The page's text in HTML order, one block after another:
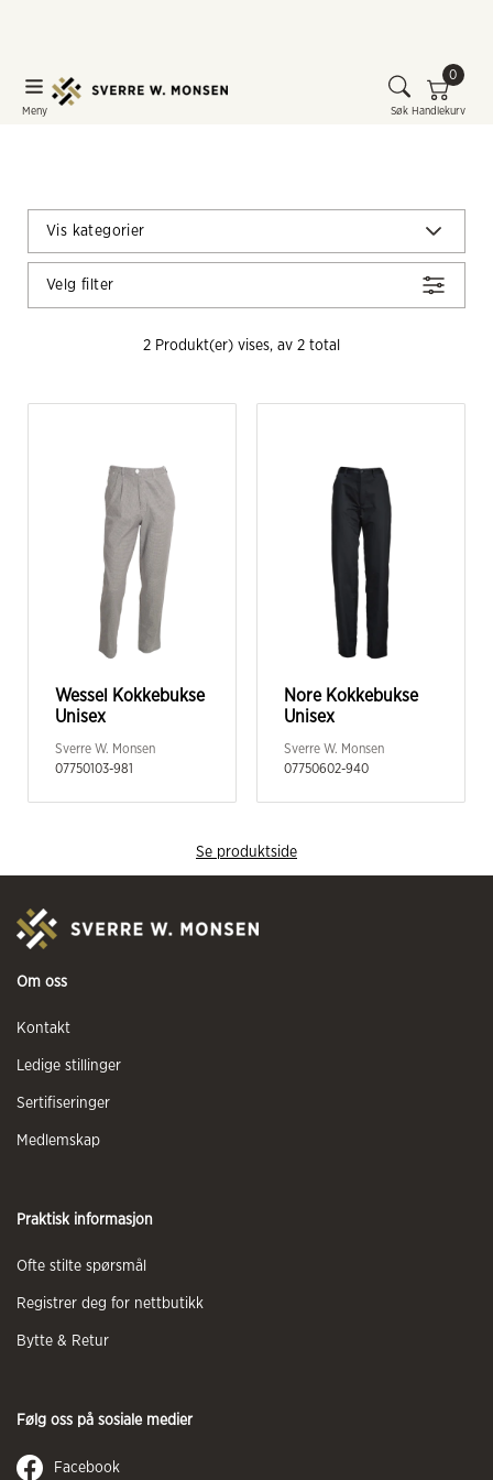
Søk
Meny
0
Handlekurv
Vis kategorier
Velg filter
2 Produkt(er) vises, av 2 total
Wessel Kokkebukse
Unisex
Sverre W. Monsen
07750103-981
Nore Kokkebukse
Unisex
Sverre W. Monsen
07750602-940
Se produktside
Om oss
Kontakt
Ledige stillinger
Sertifiseringer
Medlemskap
Praktisk informasjon
Ofte stilte spørsmål
Registrer deg for nettbutikk
Bytte & Retur
Følg oss på sosiale medier
Facebook